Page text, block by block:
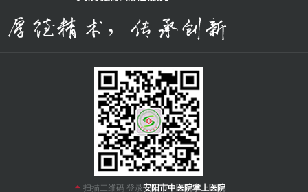
扫描二维码 登录安阳市中医院掌上医院